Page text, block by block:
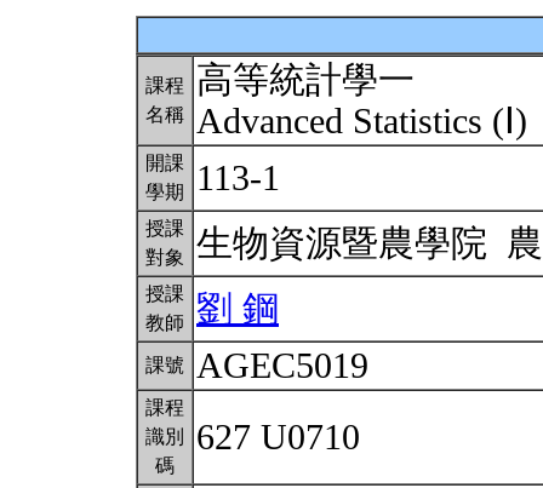
課程
名稱
高等統計學一
Advanced Statistics (Ⅰ)
開課
學期
113-1
授課
對象
生物資源暨農學院
授課
教師
劉 鋼
課號 AGEC5019
課程
識別
碼
627 U0710